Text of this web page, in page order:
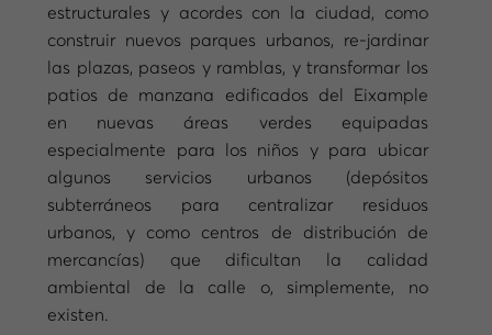
estructurales y acordes con la ciudad, como
construir nuevos parques urbanos, re-jardinar
las plazas, paseos y ramblas, y transformar los
patios de manzana edificados del Eixample
en nuevas áreas verdes equipadas
especialmente para los niños y para ubicar
algunos servicios urbanos (depósitos
subterráneos para centralizar residuos
urbanos, y como centros de distribución de
mercancías) que dificultan la calidad
ambiental de la calle o, simplemente, no
existen.